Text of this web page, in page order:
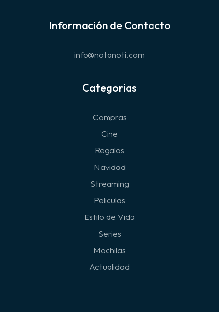
Información de Contacto
info@notanoti.com
Categorias
Compras
Cine
Regalos
Navidad
Streaming
Peliculas
Estilo de Vida
Series
Mochilas
Actualidad